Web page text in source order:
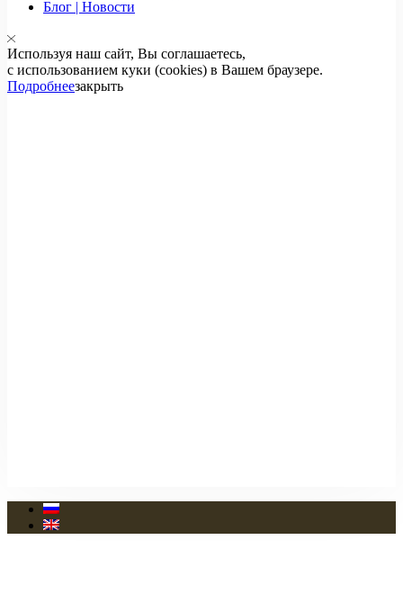
Блог | Новости
Используя наш сайт, Вы соглашаетесь,
с использованием куки (cookies) в Вашем браузере.
Подробнеезакрыть